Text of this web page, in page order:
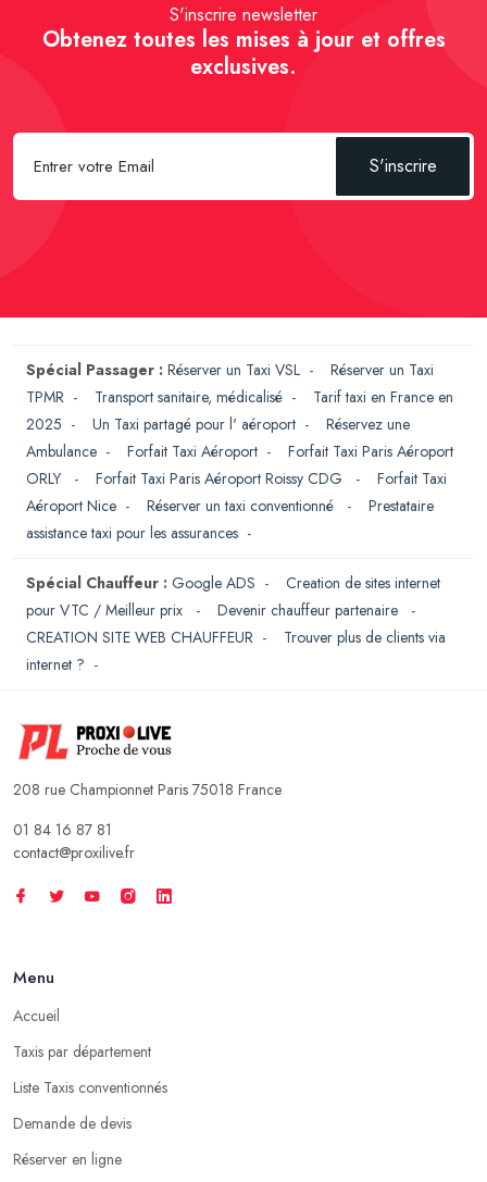
S'inscrire newsletter
Obtenez toutes les mises à jour et offres
exclusives.
S'inscrire
Spécial Passager : Réserver un Taxi VSL - Réserver un Taxi
TPMR - Transport sanitaire, médicalisé - Tarif taxi en France en
2025 - Un Taxi partagé pour l' aéroport - Réservez une
Ambulance - Forfait Taxi Aéroport - Forfait Taxi Paris Aéroport
ORLY
- Forfait Taxi Paris Aéroport Roissy CDG - Forfait Taxi
Aéroport Nice - Réserver un taxi conventionné - Prestataire
assistance taxi pour les assurances -
Spécial Chauffeur : Google ADS - Creation de sites internet
pour VTC / Meilleur prix
- Devenir chauffeur partenaire
-
CREATION SITE WEB CHAUFFEUR - Trouver plus de clients via
internet ? -
208 rue Championnet Paris 75018 France
01 84 16 87 81
contact@proxilive.fr
Menu
Accueil
Taxis par département
Liste Taxis conventionnés
Demande de devis
Réserver en ligne